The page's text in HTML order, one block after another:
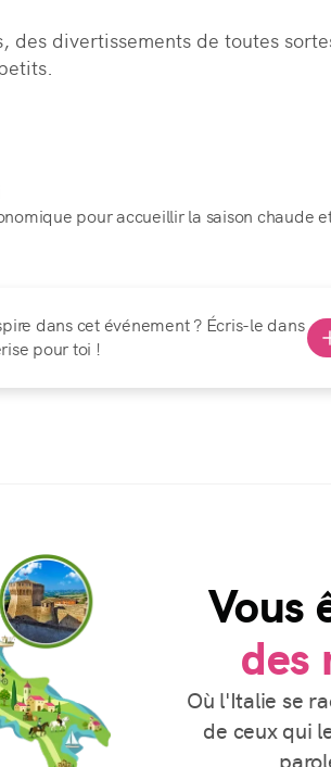
des divertissements de toutes
pour accueillir la saison chaude
dans cet événement ? Écris-le dans
pour toi !
Vous
des
Où l'Italie se
de ceux qui